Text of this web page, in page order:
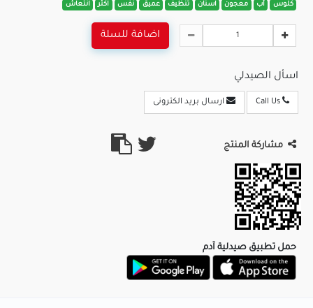
كلوس أب معجون اسنان تنظيف عميق نفس اكثر انتعاش
اضافة للسلة
اسأل الصيدلي
ارسال بريد الكترونى
مشاركة المنتج
حمل تطبيق صيدلية آدم